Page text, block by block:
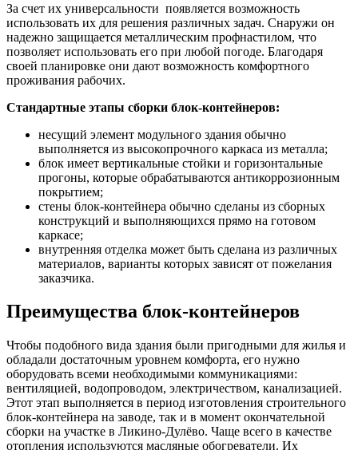
За счет их универсальности появляется возможность
использовать их для решения различных задач. Снаружи он
надежно защищается металлическим профнастилом, что
позволяет использовать его при любой погоде. Благодаря
своей планировке они дают возможность комфортного
проживания рабочих.
Стандартные этапы сборки блок-контейнеров:
несущий элемент модульного здания обычно
выполняется из высокопрочного каркаса из металла;
блок имеет вертикальные стойки и горизонтальные
прогоны, которые обрабатываются антикоррозионным
покрытием;
стены блок-контейнера обычно сделаны из сборных
конструкций и выполняющихся прямо на готовом
каркасе;
внутренняя отделка может быть сделана из различных
материалов, варианты которых зависят от пожелания
заказчика.
Преимущества блок-контейнеров
Чтобы подобного вида здания были пригодными для жилья и
обладали достаточным уровнем комфорта, его нужно
оборудовать всеми необходимыми коммуникациями:
вентиляцией, водопроводом, электричеством, канализацией.
Этот этап выполняется в период изготовления строительного
блок-контейнера на заводе, так и в момент окончательной
сборки на участке в Ликино-Дулёво. Чаще всего в качестве
отопления используются масляные обогреватели. Их